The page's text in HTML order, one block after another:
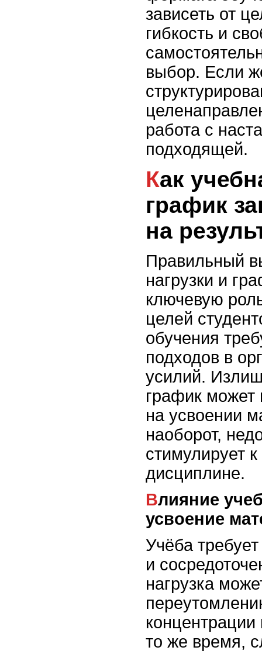
зависеть от
гибкость и
выбор. Если
работа с
подходящей.
Как учебная нагрузка и
график
на
Правильный
нагрузки и
ключевую
целей
обучения
подходов в
усилий.
график может
на усвоении
наоборот,
стимулирует
дисциплине.
Влияние учебной нагрузки на
усвоение
Учёба
и
нагрузка
то же время,